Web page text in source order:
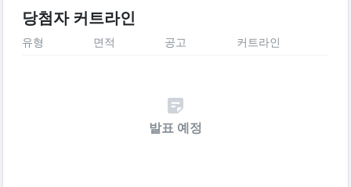
당첨자 커트라인
유형 면적 공고 커트라인
발표 예정